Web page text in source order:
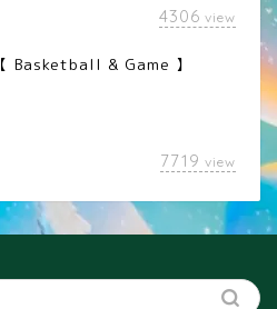
4306 view
【 Basketball & Game 】
7719 view
カメラレンズ
YouTube